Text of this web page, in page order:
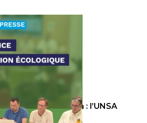
de l’éducation : l’UNSA
les lignes